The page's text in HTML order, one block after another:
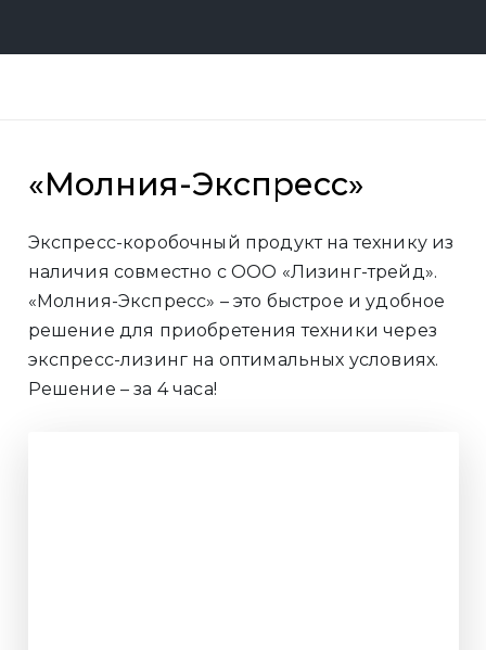
«Молния-Экспресс»
Экспресс-коробочный продукт на технику из
наличия совместно с ООО «Лизинг-трейд».
«Молния-Экспресс» – это быстрое и удобное
решение для приобретения техники через
экспресс-лизинг на оптимальных условиях.
Решение – за 4 часа!